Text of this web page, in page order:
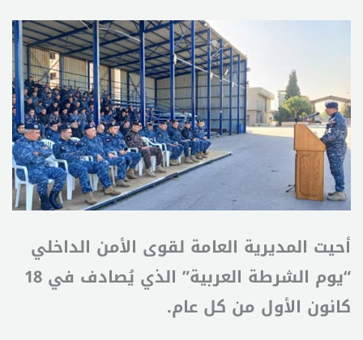
أحيت المديرية العامة لقوى الأمن الداخلي
“يوم الشرطة العربية” الذي يُصادف في 18
كانون الأول من كل عام.